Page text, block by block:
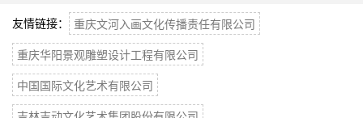
友情链接： 重庆文河入画文化传播责任有限公司
重庆华阳景观雕塑设计工程有限公司
中国国际文化艺术有限公司